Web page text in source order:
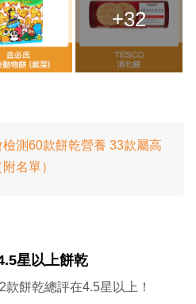
+32
檢測60款餅乾營養 33款屬高
名單）
星以上餅乾
餅乾總評在4.5星以上！